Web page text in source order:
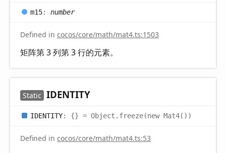
m15: number
Defined in cocos/core/math/mat4.ts:1503
矩阵第 3 列第 3 行的元素。
Static IDENTITY
IDENTITY: {} = Object.freeze(new Mat4())
Defined in cocos/core/math/mat4.ts:53